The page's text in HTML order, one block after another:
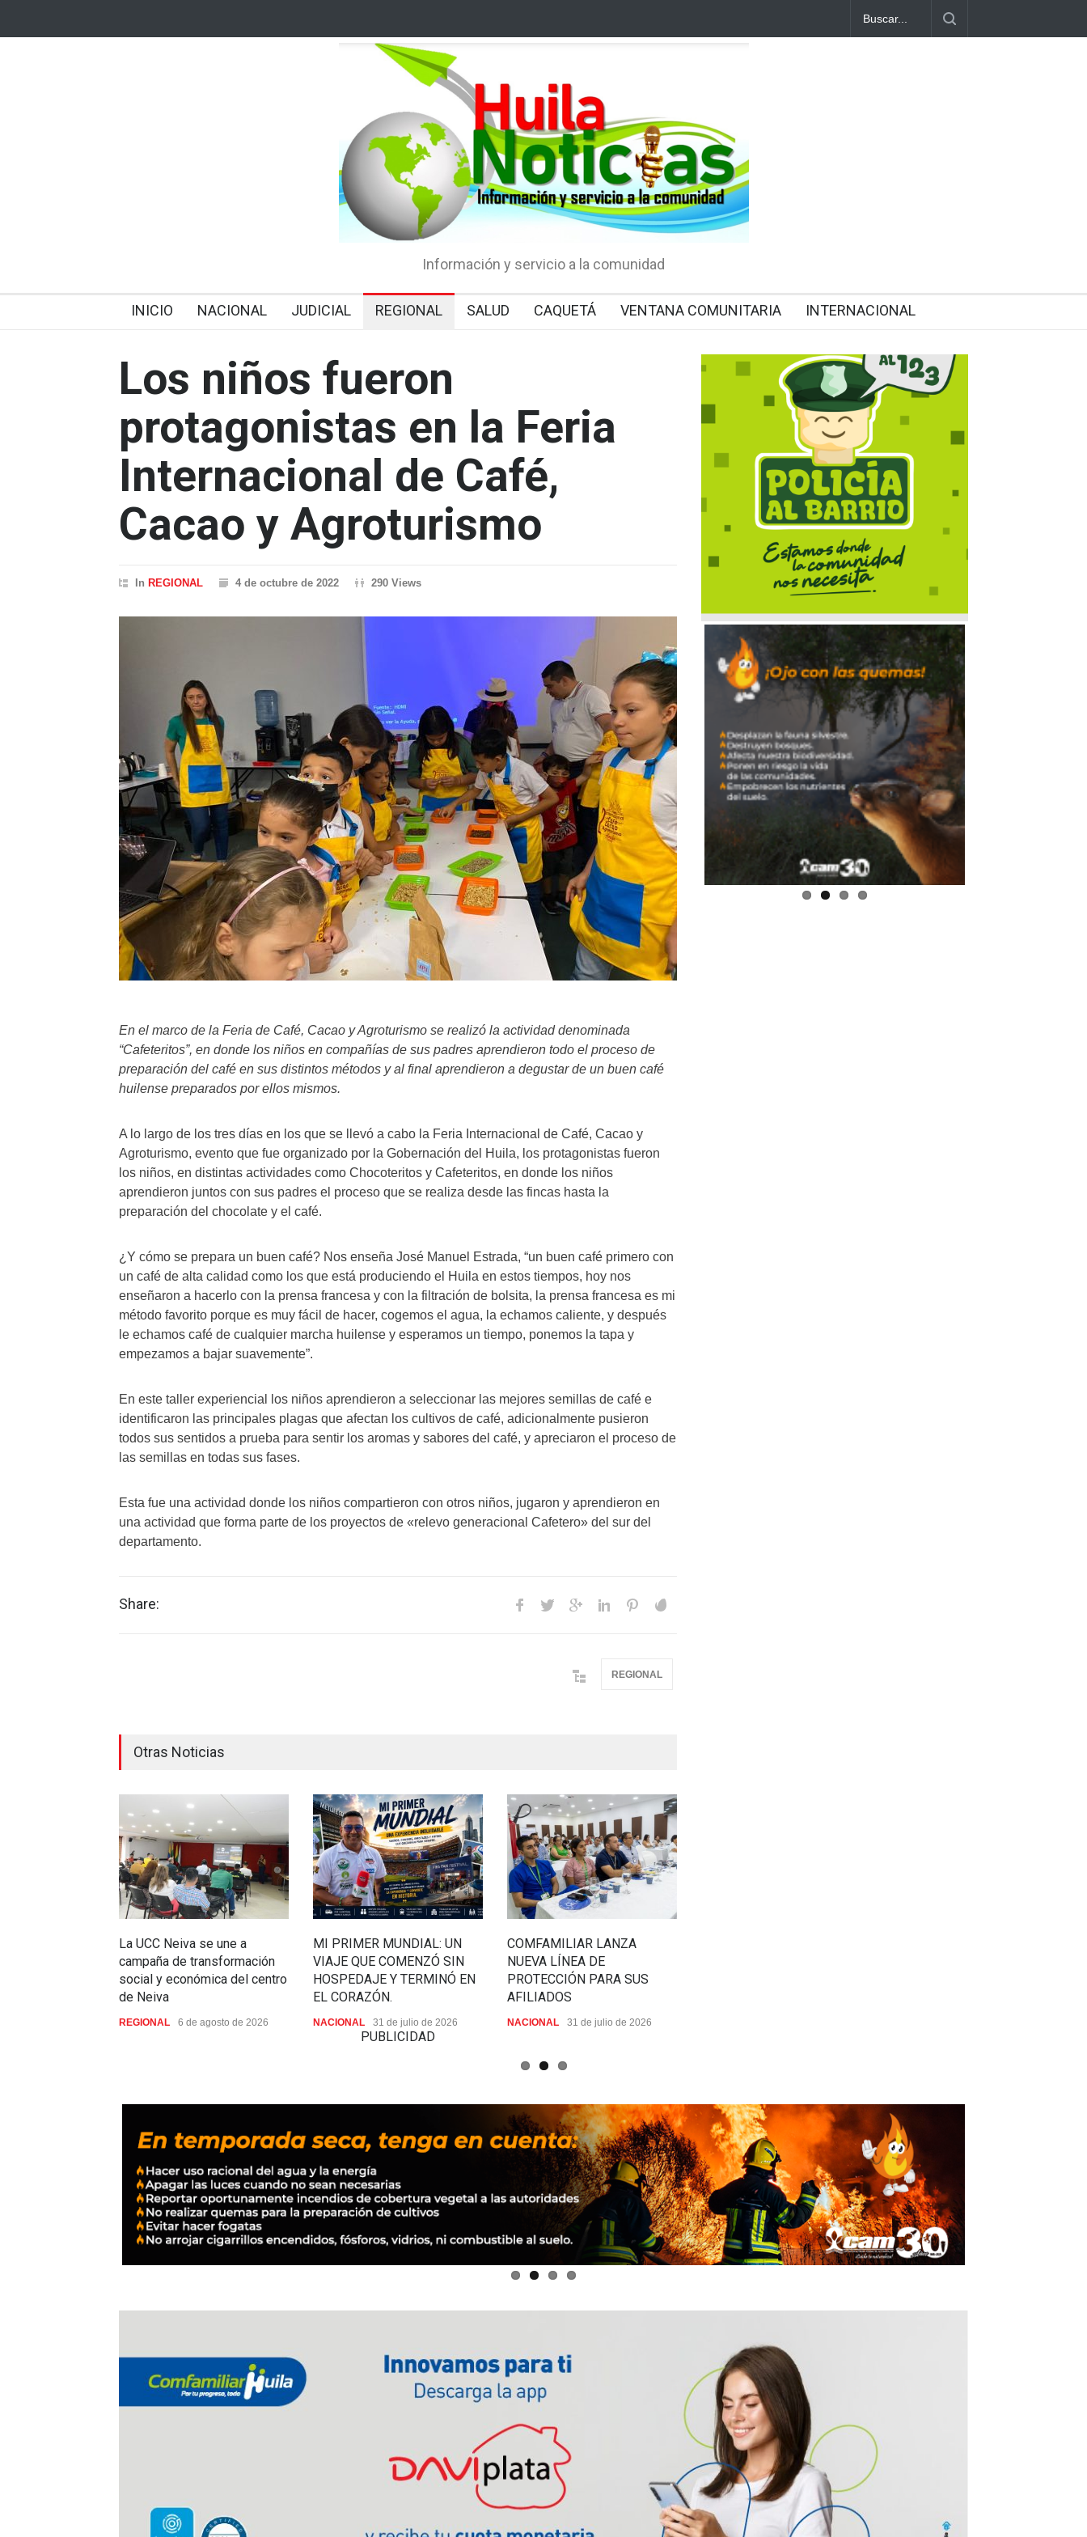
Información y servicio a la comunidad
INICIO NACIONAL JUDICIAL REGIONAL SALUD CAQUETÁ VENTANA COMUNITARIA INTERNACIONAL
Los niños fueron
protagonistas en la Feria
Internacional de Café,
Cacao y Agroturismo
In REGIONAL 4 de octubre de 2022 290 Views
En el marco de la Feria de Café, Cacao y Agroturismo se realizó la actividad denominada
“Cafeteritos”, en donde los niños en compañías de sus padres aprendieron todo el proceso de
preparación del café en sus distintos métodos y al final aprendieron a degustar de un buen café
huilense preparados por ellos mismos.
A lo largo de los tres días en los que se llevó a cabo la Feria Internacional de Café, Cacao y
Agroturismo, evento que fue organizado por la Gobernación del Huila, los protagonistas fueron
los niños, en distintas actividades como Chocoteritos y Cafeteritos, en donde los niños
aprendieron juntos con sus padres el proceso que se realiza desde las fincas hasta la
preparación del chocolate y el café.
¿Y cómo se prepara un buen café? Nos enseña José Manuel Estrada, “un buen café primero con
un café de alta calidad como los que está produciendo el Huila en estos tiempos, hoy nos
enseñaron a hacerlo con la prensa francesa y con la filtración de bolsita, la prensa francesa es mi
método favorito porque es muy fácil de hacer, cogemos el agua, la echamos caliente, y después
le echamos café de cualquier marcha huilense y esperamos un tiempo, ponemos la tapa y
empezamos a bajar suavemente”.
En este taller experiencial los niños aprendieron a seleccionar las mejores semillas de café e
identificaron las principales plagas que afectan los cultivos de café, adicionalmente pusieron
todos sus sentidos a prueba para sentir los aromas y sabores del café, y apreciaron el proceso de
las semillas en todas sus fases.
Esta fue una actividad donde los niños compartieron con otros niños, jugaron y aprendieron en
una actividad que forma parte de los proyectos de «relevo generacional Cafetero» del sur del
departamento.
Share:
REGIONAL
Otras Noticias
La UCC Neiva se une a
campaña de transformación
social y económica del centro
de Neiva
REGIONAL 6 de agosto de 2026
MI PRIMER MUNDIAL: UN
VIAJE QUE COMENZÓ SIN
HOSPEDAJE Y TERMINÓ EN
EL CORAZÓN.
NACIONAL 31 de julio de 2026
COMFAMILIAR LANZA
NUEVA LÍNEA DE
PROTECCIÓN PARA SUS
AFILIADOS
NACIONAL 31 de julio de 2026
PUBLICIDAD